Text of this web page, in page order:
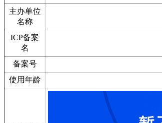
主办单位
名称
ICP备案
名
备案号
使用年龄